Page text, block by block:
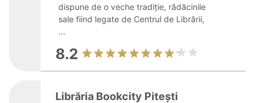
dispune de o veche tradiție, rădăcinile
sale fiind legate de Centrul de Librării,
...
8.2
Librăria Bookcity Pitești